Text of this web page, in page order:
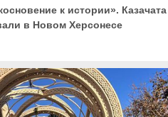
к истории».
в Новом Херсонесе